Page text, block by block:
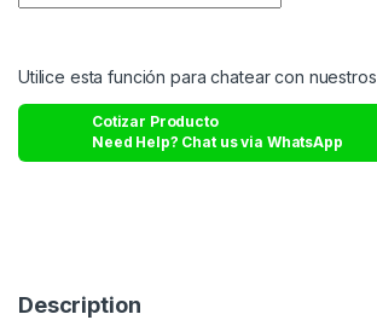
Utilice esta función para chatear con
Cotizar Producto
Need Help? Chat us via WhatsApp
Description